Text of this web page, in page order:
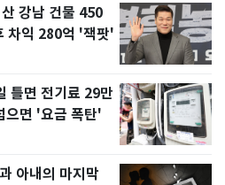
강남 건물 450
차익 280억 '잭팟'
틀면 전기료 29만
면 '요금 폭탄'
아내의 마지막